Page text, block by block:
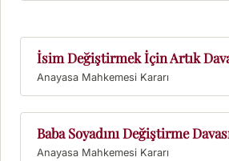
İsim Değiştirmek İçin Artık
Baba Soyadını Değiştirme